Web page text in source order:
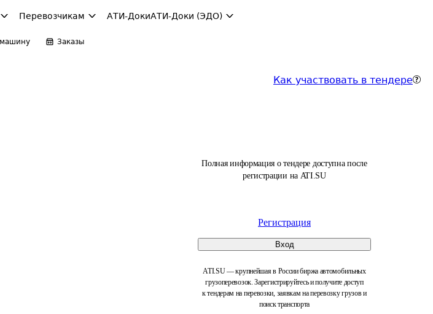
Перевозчикам АТИ-ДокиАТИ-Доки (ЭДО)
Заказы
Как участвовать в тендере
Полная информация о тендере доступна после
регистрации на ATI.SU
Регистрация
Вход
ATI.SU — крупнейшая в России биржа автомобильных
грузоперевозок. Зарегистрируйтесь и получите доступ
к тендерам на перевозки, заявкам на перевозку грузов и
поиск транспорта